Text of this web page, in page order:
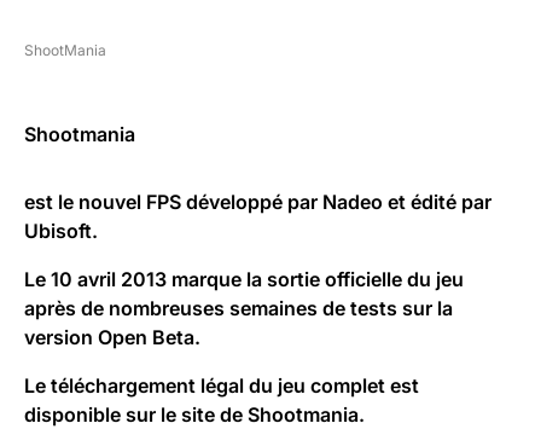
ShootMania
Shootmania
est le nouvel FPS développé par Nadeo et édité par
Ubisoft.
Le 10 avril 2013 marque la sortie officielle du jeu
après de nombreuses semaines de tests sur la
version Open Beta.
Le téléchargement légal du jeu complet est
disponible sur le site de Shootmania.